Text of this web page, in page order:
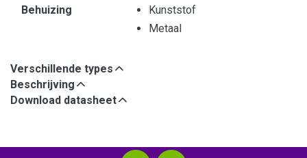
Behuizing
Kunststof
Metaal
Verschillende types
Beschrijving
Download datasheet